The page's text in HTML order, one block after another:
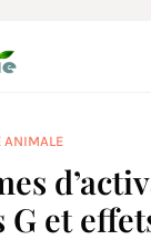
ANIMALE
et